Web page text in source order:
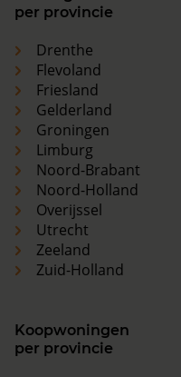
per provincie
Drenthe
Flevoland
Friesland
Gelderland
Groningen
Limburg
Noord-Brabant
Noord-Holland
Overijssel
Utrecht
Zeeland
Zuid-Holland
Koopwoningen
per provincie